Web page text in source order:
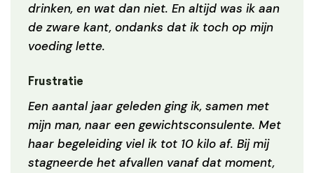
drinken, en wat dan niet. En altijd was ik aan
de zware kant, ondanks dat ik toch op mijn
voeding lette.
Frustratie
Een aantal jaar geleden ging ik, samen met
mijn man, naar een gewichtsconsulente. Met
haar begeleiding viel ik tot 10 kilo af. Bij mij
stagneerde het afvallen vanaf dat moment,